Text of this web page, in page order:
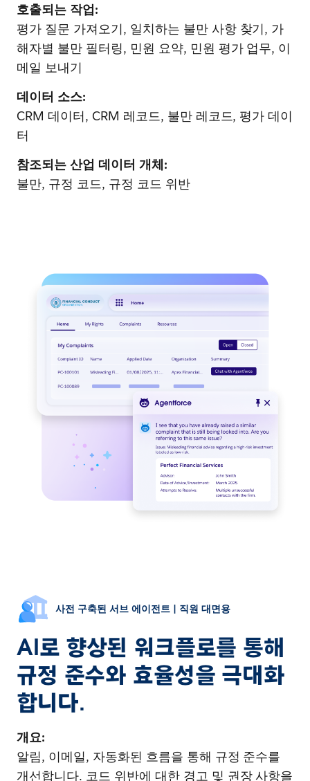
호출되는 작업:
평가 질문 가져오기, 일치하는 불만 사항 찾기, 가
해자별 불만 필터링, 민원 요약, 민원 평가 업무, 이
메일 보내기
데이터 소스:
CRM 데이터, CRM 레코드, 불만 레코드, 평가 데이
터
참조되는 산업 데이터 개체:
불만, 규정 코드, 규정 코드 위반
사전 구축된 서브 에이전트 | 직원 대면용
AI로 향상된 워크플로를 통해
규정 준수와 효율성을 극대화
합니다.
개요:
알림, 이메일, 자동화된 흐름을 통해 규정 준수를
개선합니다. 코드 위반에 대한 경고 및 권장 사항을